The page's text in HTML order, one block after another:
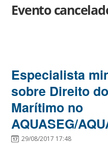
Evento
Especialista
sobre Direito
Marítimo no
AQUASEG/
29/08/2017 17:48